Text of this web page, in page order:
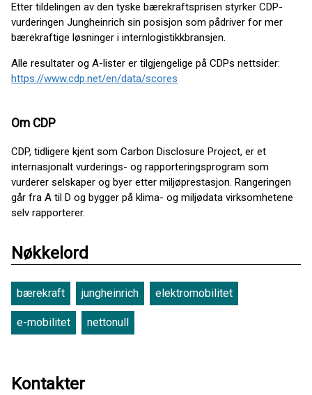
Etter tildelingen av den tyske bærekraftsprisen styrker CDP-
vurderingen Jungheinrich sin posisjon som pådriver for mer
bærekraftige løsninger i internlogistikkbransjen.
Alle resultater og A-lister er tilgjengelige på CDPs nettsider:
https://www.cdp.net/en/data/scores
Om CDP
CDP, tidligere kjent som Carbon Disclosure Project, er et
internasjonalt vurderings- og rapporteringsprogram som
vurderer selskaper og byer etter miljøprestasjon. Rangeringen
går fra A til D og bygger på klima- og miljødata virksomhetene
selv rapporterer.
Nøkkelord
bærekraft jungheinrich elektromobilitet
e-mobilitet nettonull
Kontakter